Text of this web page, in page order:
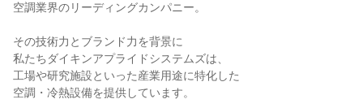
空調業界のリーディングカンパニー。
その技術力とブランド力を背景に
私たちダイキンアプライドシステムズは、
工場や研究施設といった産業用途に特化した
空調・冷熱設備を提供しています。